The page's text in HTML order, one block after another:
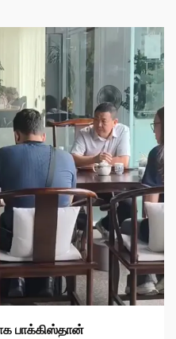
பாக்கிஸ்தான்